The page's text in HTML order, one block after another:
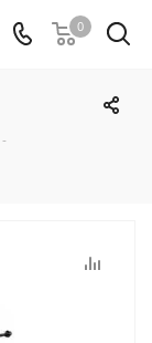
0
-